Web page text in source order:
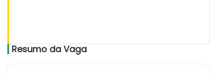
Resumo da Vaga